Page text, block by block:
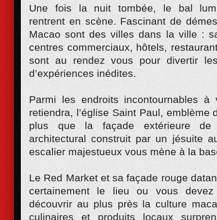
Une fois la nuit tombée, le bal
rentrent en scène. Fascinant de
Macao sont des villes dans la ville :
centres commerciaux, hôtels,
sont au rendez vous pour divertir
d’expériences inédites.
Parmi les endroits incontournables
retiendra, l’église Saint Paul, emblème
plus que la façade extérieure
architectural construit par un jésuite
escalier majestueux vous mène à la
Le Red Market et sa façade rouge
certainement le lieu ou vous
découvrir au plus près la culture
culinaires et produits locaux